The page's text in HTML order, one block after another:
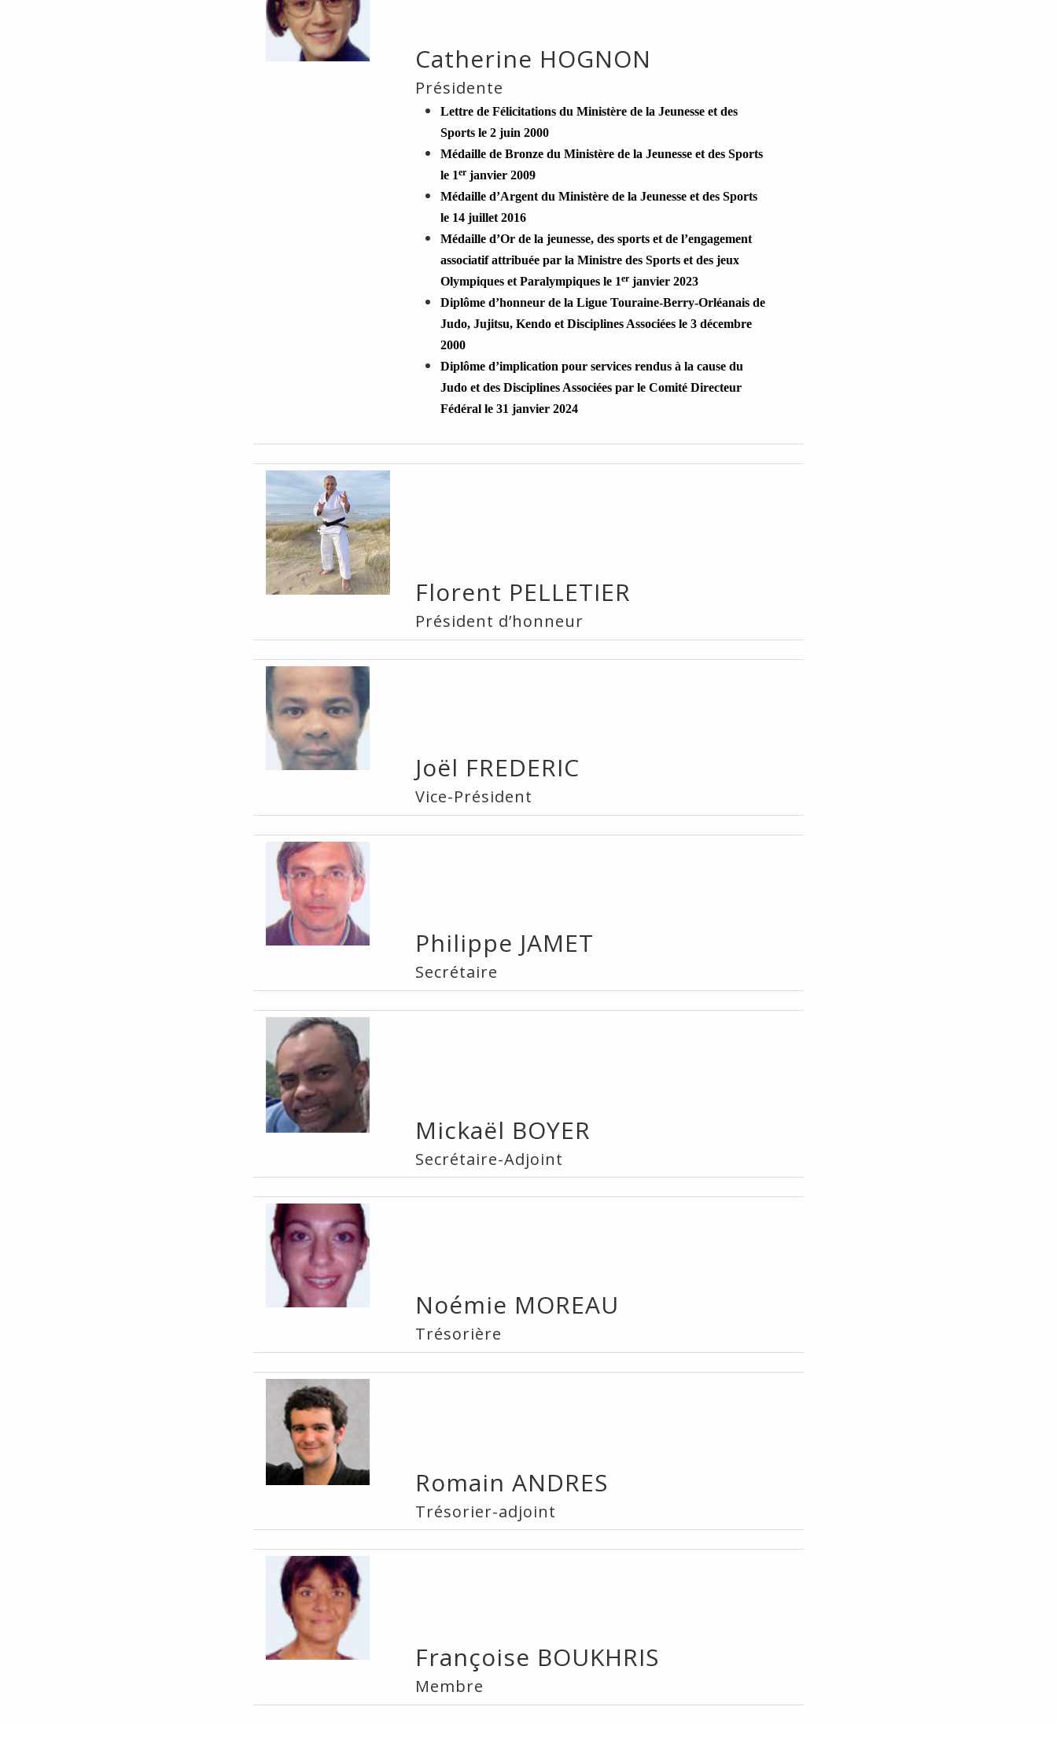
Catherine HOGNON
Présidente
Lettre de Félicitations du Ministère de la Jeunesse et des
Sports le 2 juin 2000
Médaille de Bronze du Ministère de la Jeunesse et des Sports
le 1er janvier 2009
Médaille d’Argent du Ministère de la Jeunesse et des Sports
le 14 juillet 2016
Médaille d’Or de la jeunesse, des sports et de l’engagement
associatif attribuée par la Ministre des Sports et des jeux
Olympiques et Paralympiques le 1er janvier 2023
Diplôme d’honneur de la Ligue Touraine-Berry-Orléanais de
Judo, Jujitsu, Kendo et Disciplines Associées le 3 décembre
2000
Diplôme d’implication pour services rendus à la cause du
Judo et des Disciplines Associées par le Comité Directeur
Fédéral le 31 janvier 2024
Florent PELLETIER
Président d’honneur
Joël FREDERIC
Vice-Président
Philippe JAMET
Secrétaire
Mickaël BOYER
Secrétaire-Adjoint
Noémie MOREAU
Trésorière
Romain ANDRES
Trésorier-adjoint
Françoise BOUKHRIS
Membre